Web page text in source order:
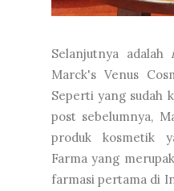
Selanjutnya adalah
Marck's Venus
Seperti yang sudah
post sebelumnya,
produk kosmetik
Farma yang
farmasi pertama di